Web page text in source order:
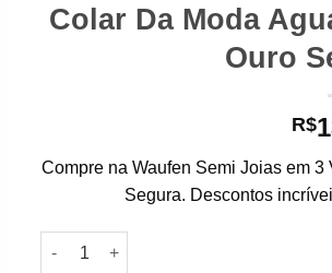
Colar Da Moda
Ouro
R$
Compre na Waufen Semi Joias em
Segura. Descontos
Colar Da Moda Agua Marinha